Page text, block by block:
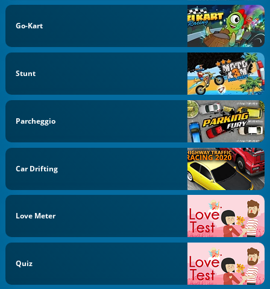
Go-Kart
Stunt
Parcheggio
Car Drifting
Love Meter
Quiz